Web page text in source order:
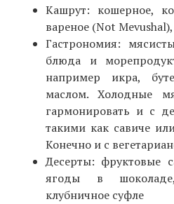
Кашрут: кошерное,
вареное (Not
Гастрономия:
блюда и
например икра,
маслом. Холодные
гармонировать и с
такими как савиче
Конечно и с
Десерты: фруктовые
ягоды в
клубничное суфле